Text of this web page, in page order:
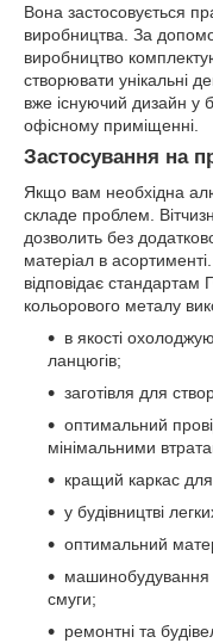
Вона застосовується
виробництва. За
виробництво
створювати унікальні
вже існуючий дизайн
офісному приміщенні.
Застосування на
Якщо вам необхідна
складе проблем.
дозволить без
матеріал в
відповідає
кольорового металу
в якості
ланцюгів;
заготівля для
оптимальний
мінімальними
кращий каркас для
у будівництві
оптимальний
машинобудування
смуги;
ремонтні та